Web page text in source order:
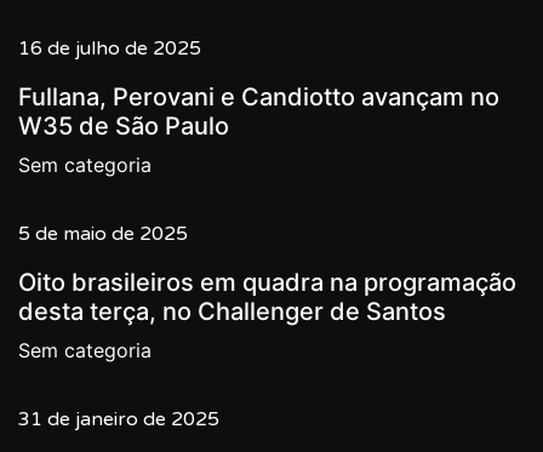
16 de julho de 2025
Fullana, Perovani e Candiotto avançam no
W35 de São Paulo
Sem categoria
5 de maio de 2025
Oito brasileiros em quadra na programação
desta terça, no Challenger de Santos
Sem categoria
31 de janeiro de 2025